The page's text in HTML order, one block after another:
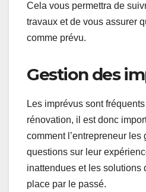
Cela vous permettra de
travaux et de vous assurer
comme prévu.
Gestion des
Les imprévus sont
rénovation, il est donc
comment l’entrepreneur les
questions sur leur
inattendues et les solutions
place par le passé.